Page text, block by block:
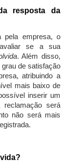
resposta da
pela empresa, o
se a sua
. Além disso,
de satisfação
atribuindo a
mais baixo de
inserir um
será
não será mais